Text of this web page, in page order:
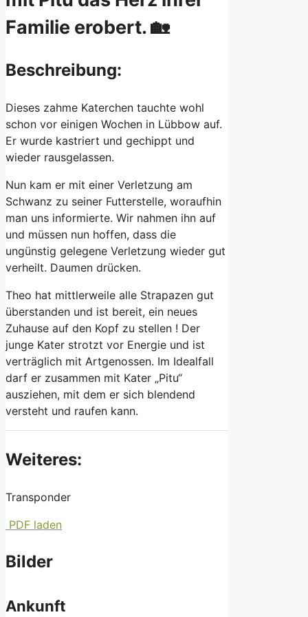
Familie erobert. 🏡
Beschreibung:
Dieses zahme Katerchen tauchte wohl
schon vor einigen Wochen in Lübbow auf.
Er wurde kastriert und gechippt und
wieder rausgelassen.
Nun kam er mit einer Verletzung am
Schwanz zu seiner Futterstelle, woraufhin
man uns informierte. Wir nahmen ihn auf
und müssen nun hoffen, dass die
ungünstig gelegene Verletzung wieder gut
verheilt. Daumen drücken.
Theo hat mittlerweile alle Strapazen gut
überstanden und ist bereit, ein neues
Zuhause auf den Kopf zu stellen ! Der
junge Kater strotzt vor Energie und ist
verträglich mit Artgenossen. Im Idealfall
darf er zusammen mit Kater „Pitu“
ausziehen, mit dem er sich blendend
versteht und raufen kann.
Weiteres:
Transponder
PDF laden
Bilder
Ankunft